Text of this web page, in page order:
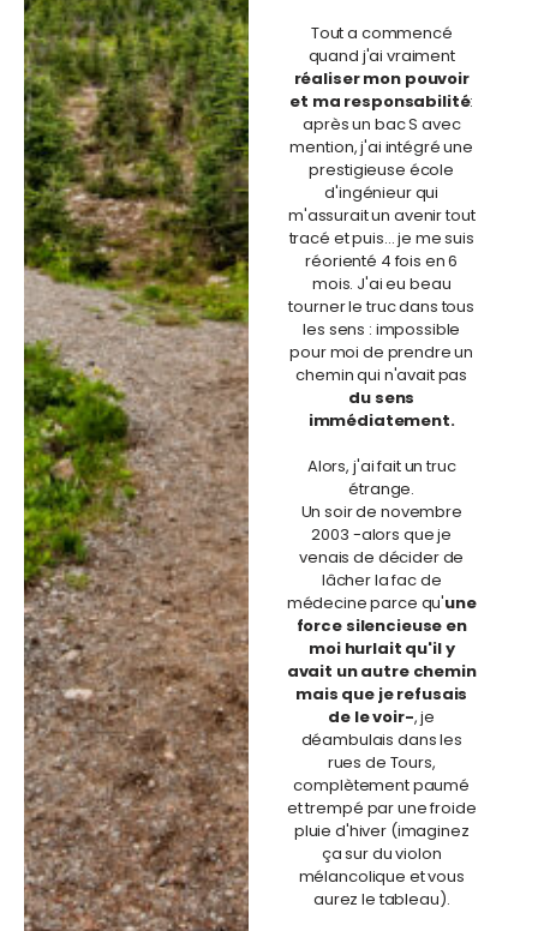
Tout a commencé
quand j'ai vraiment
réaliser mon pouvoir
et ma responsabilité:
après un bac S avec
mention, j'ai intégré une
prestigieuse école
d'ingénieur qui
m'assurait un avenir tout
tracé et puis... je me suis
réorienté 4 fois en 6
mois. J'ai eu beau
tourner le truc dans tous
les sens : impossible
pour moi de prendre un
chemin qui n'avait pas
du sens
immédiatement.
Alors, j'ai fait un truc
étrange.
Un soir de novembre
2003 -alors que je
venais de décider de
lâcher la fac de
médecine parce qu'une
force silencieuse en
moi hurlait qu'il y
avait un autre chemin
mais que je refusais
de le voir-, je
déambulais dans les
rues de Tours,
complètement paumé
et trempé par une froide
pluie d'hiver (imaginez
ça sur du violon
mélancolique et vous
aurez le tableau).